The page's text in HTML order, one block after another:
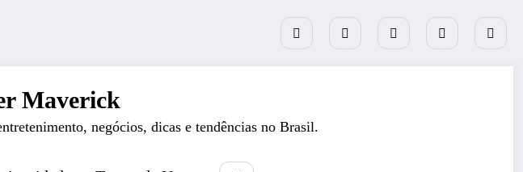
Maverick
negócios, dicas e tendências no Brasil.